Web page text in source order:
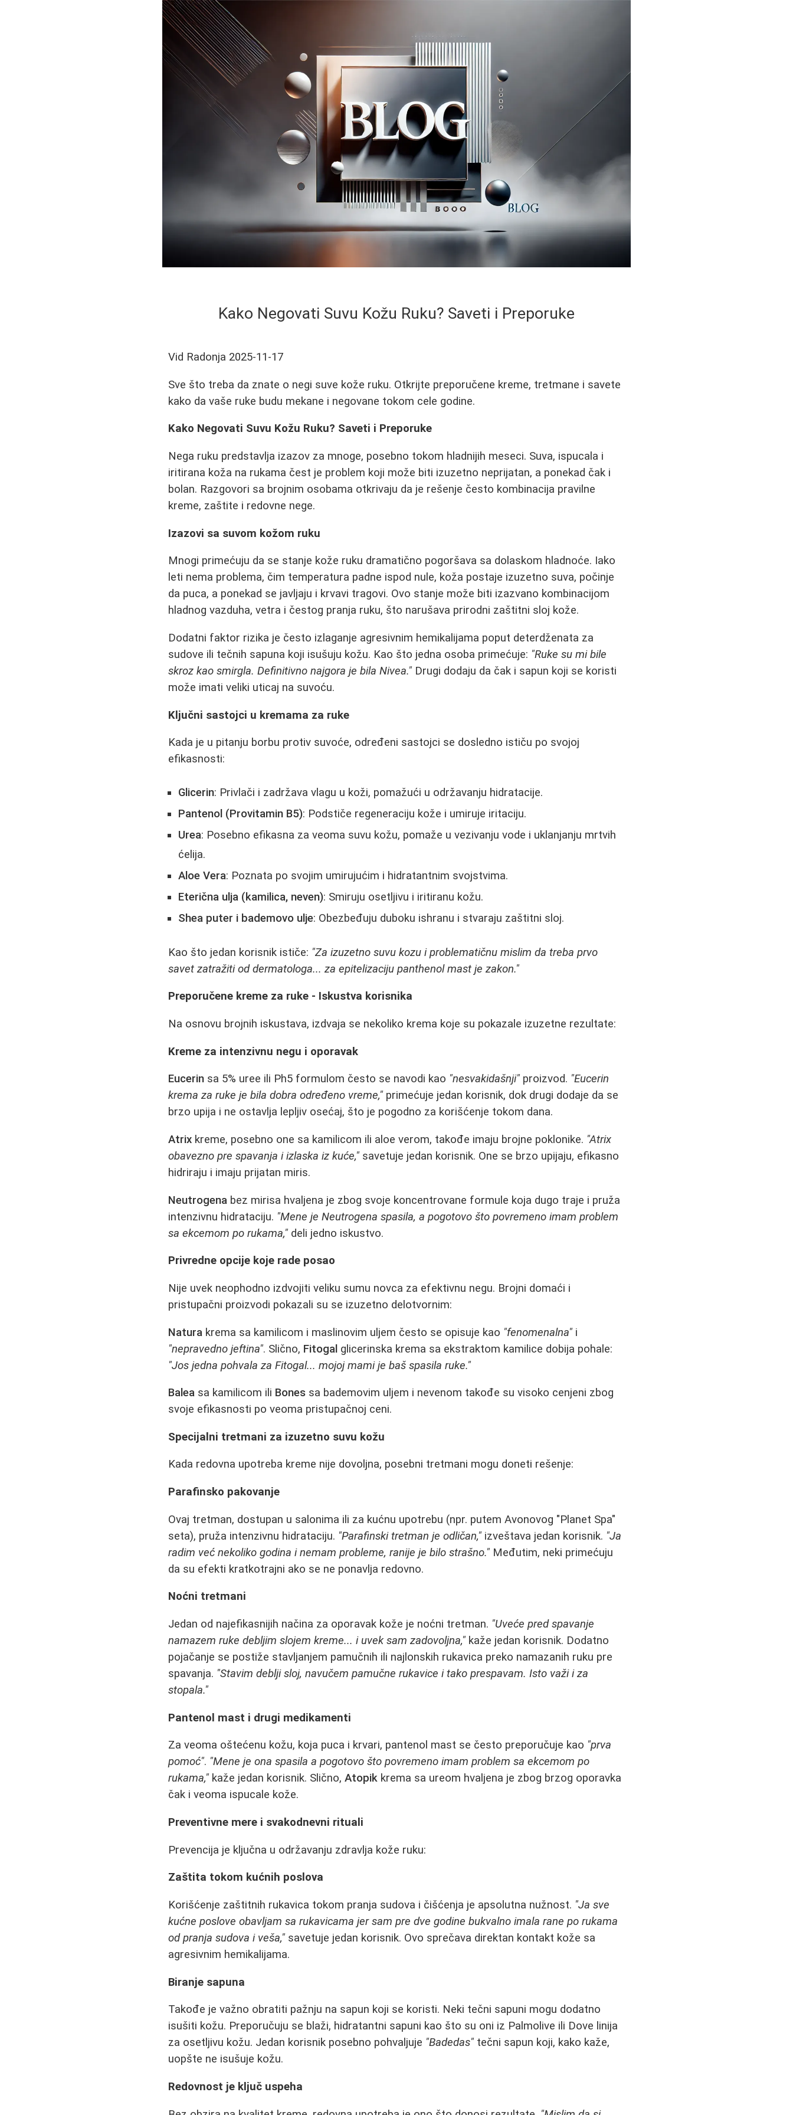
Kako Negovati Suvu Kožu Ruku? Saveti i Preporuke
Vid Radonja 2025-11-17
Sve što treba da znate o negi suve kože ruku. Otkrijte preporučene kreme, tretmane i savete
kako da vaše ruke budu mekane i negovane tokom cele godine.
Kako Negovati Suvu Kožu Ruku? Saveti i Preporuke
Nega ruku predstavlja izazov za mnoge, posebno tokom hladnijih meseci. Suva, ispucala i
iritirana koža na rukama čest je problem koji može biti izuzetno neprijatan, a ponekad čak i
bolan. Razgovori sa brojnim osobama otkrivaju da je rešenje često kombinacija pravilne
kreme, zaštite i redovne nege.
Izazovi sa suvom kožom ruku
Mnogi primećuju da se stanje kože ruku dramatično pogoršava sa dolaskom hladnoće. Iako
leti nema problema, čim temperatura padne ispod nule, koža postaje izuzetno suva, počinje
da puca, a ponekad se javljaju i krvavi tragovi. Ovo stanje može biti izazvano kombinacijom
hladnog vazduha, vetra i čestog pranja ruku, što narušava prirodni zaštitni sloj kože.
Dodatni faktor rizika je često izlaganje agresivnim hemikalijama poput deterdženata za
sudove ili tečnih sapuna koji isušuju kožu. Kao što jedna osoba primećuje: "Ruke su mi bile
skroz kao smirgla. Definitivno najgora je bila Nivea." Drugi dodaju da čak i sapun koji se koristi
može imati veliki uticaj na suvoću.
Ključni sastojci u kremama za ruke
Kada je u pitanju borbu protiv suvoće, određeni sastojci se dosledno ističu po svojoj
efikasnosti:
Glicerin: Privlači i zadržava vlagu u koži, pomažući u održavanju hidratacije.
Pantenol (Provitamin B5): Podstiče regeneraciju kože i umiruje iritaciju.
Urea: Posebno efikasna za veoma suvu kožu, pomaže u vezivanju vode i uklanjanju mrtvih
ćelija.
Aloe Vera: Poznata po svojim umirujućim i hidratantnim svojstvima.
Eterična ulja (kamilica, neven): Smiruju osetljivu i iritiranu kožu.
Shea puter i bademovo ulje: Obezbeđuju duboku ishranu i stvaraju zaštitni sloj.
Kao što jedan korisnik ističe: "Za izuzetno suvu kozu i problematičnu mislim da treba prvo
savet zatražiti od dermatologa... za epitelizaciju panthenol mast je zakon."
Preporučene kreme za ruke - Iskustva korisnika
Na osnovu brojnih iskustava, izdvaja se nekoliko krema koje su pokazale izuzetne rezultate:
Kreme za intenzivnu negu i oporavak
Eucerin sa 5% uree ili Ph5 formulom često se navodi kao "nesvakidašnji" proizvod. "Eucerin
krema za ruke je bila dobra određeno vreme," primećuje jedan korisnik, dok drugi dodaje da se
brzo upija i ne ostavlja lepljiv osećaj, što je pogodno za korišćenje tokom dana.
Atrix kreme, posebno one sa kamilicom ili aloe verom, takođe imaju brojne poklonike. "Atrix
obavezno pre spavanja i izlaska iz kuće," savetuje jedan korisnik. One se brzo upijaju, efikasno
hidriraju i imaju prijatan miris.
Neutrogena bez mirisa hvaljena je zbog svoje koncentrovane formule koja dugo traje i pruža
intenzivnu hidrataciju. "Mene je Neutrogena spasila, a pogotovo što povremeno imam problem
sa ekcemom po rukama," deli jedno iskustvo.
Privredne opcije koje rade posao
Nije uvek neophodno izdvojiti veliku sumu novca za efektivnu negu. Brojni domaći i
pristupačni proizvodi pokazali su se izuzetno delotvornim:
Natura krema sa kamilicom i maslinovim uljem često se opisuje kao "fenomenalna" i
"nepravedno jeftina". Slično, Fitogal glicerinska krema sa ekstraktom kamilice dobija pohale:
"Jos jedna pohvala za Fitogal... mojoj mami je baš spasila ruke."
Balea sa kamilicom ili Bones sa bademovim uljem i nevenom takođe su visoko cenjeni zbog
svoje efikasnosti po veoma pristupačnoj ceni.
Specijalni tretmani za izuzetno suvu kožu
Kada redovna upotreba kreme nije dovoljna, posebni tretmani mogu doneti rešenje:
Parafinsko pakovanje
Ovaj tretman, dostupan u salonima ili za kućnu upotrebu (npr. putem Avonovog "Planet Spa"
seta), pruža intenzivnu hidrataciju. "Parafinski tretman je odličan," izveštava jedan korisnik. "Ja
radim već nekoliko godina i nemam probleme, ranije je bilo strašno." Međutim, neki primećuju
da su efekti kratkotrajni ako se ne ponavlja redovno.
Noćni tretmani
Jedan od najefikasnijih načina za oporavak kože je noćni tretman. "Uveće pred spavanje
namazem ruke debljim slojem kreme... i uvek sam zadovoljna," kaže jedan korisnik. Dodatno
pojačanje se postiže stavljanjem pamučnih ili najlonskih rukavica preko namazanih ruku pre
spavanja. "Stavim deblji sloj, navučem pamučne rukavice i tako prespavam. Isto važi i za
stopala."
Pantenol mast i drugi medikamenti
Za veoma oštećenu kožu, koja puca i krvari, pantenol mast se često preporučuje kao "prva
pomoć". "Mene je ona spasila a pogotovo što povremeno imam problem sa ekcemom po
rukama," kaže jedan korisnik. Slično,Atopik krema sa ureom hvaljena je zbog brzog oporavka
čak i veoma ispucale kože.
Preventivne mere i svakodnevni rituali
Prevencija je ključna u održavanju zdravlja kože ruku:
Zaštita tokom kućnih poslova
Korišćenje zaštitnih rukavica tokom pranja sudova i čišćenja je apsolutna nužnost. "Ja sve
kućne poslove obavljam sa rukavicama jer sam pre dve godine bukvalno imala rane po rukama
od pranja sudova i veša," savetuje jedan korisnik. Ovo sprečava direktan kontakt kože sa
agresivnim hemikalijama.
Biranje sapuna
Takođe je važno obratiti pažnju na sapun koji se koristi. Neki tečni sapuni mogu dodatno
isušiti kožu. Preporučuju se blaži, hidratantni sapuni kao što su oni iz Palmolive ili Dove linija
za osetljivu kožu. Jedan korisnik posebno pohvaljuje "Badedas" tečni sapun koji, kako kaže,
uopšte ne isušuje kožu.
Redovnost je ključ uspeha